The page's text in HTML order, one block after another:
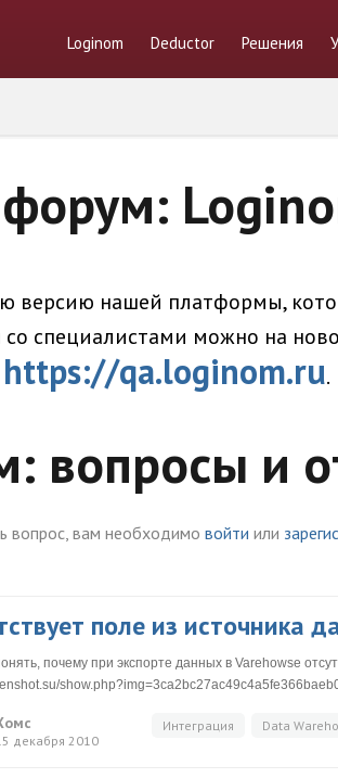
Loginom Deductor Решения
версию нашей платформы,
со специалистами можно на
https://qa.loginom.ru.
вопросы и
вопрос, вам необходимо войти или
поле из источника
почему при экспорте данных в Varehowse
декабря 2010
Интеграция Data